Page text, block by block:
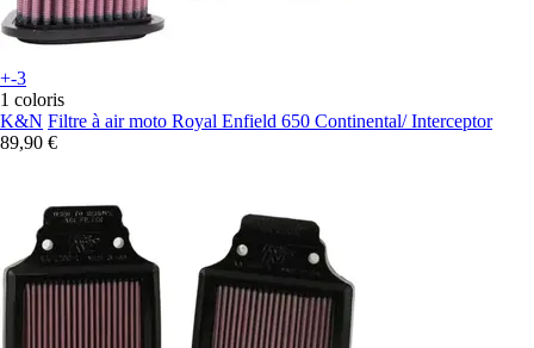
+-3
1 coloris
K&N Filtre à air moto Royal Enfield 650 Continental/ Interceptor
89,90 €